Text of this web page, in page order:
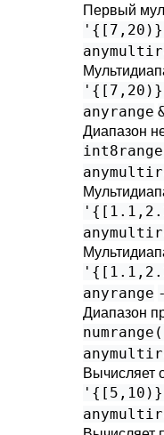
Первый
anyrange
Диапазон
anyrange
Диапазон
Вычисляет